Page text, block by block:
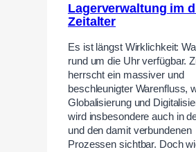
Lagerverwaltung im
Zeitalter
Es ist längst Wirklichkeit:
rund um die Uhr verfügbar.
herrscht ein massiver und
beschleunigter Warenfluss,
Globalisierung und
wird insbesondere auch in
und den damit verbundenen
Prozessen sichtbar. Doch